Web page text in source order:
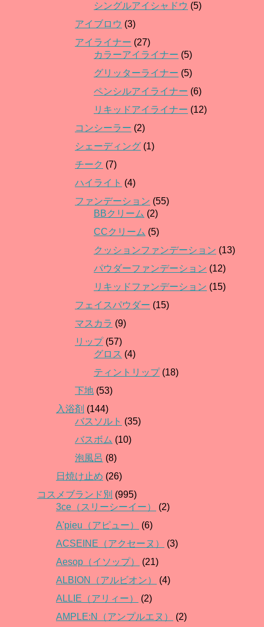
シングルアイシャドウ (5)
アイブロウ (3)
アイライナー (27)
カラーアイライナー (5)
グリッターライナー (5)
ペンシルアイライナー (6)
リキッドアイライナー (12)
コンシーラー (2)
シェーディング (1)
チーク (7)
ハイライト (4)
ファンデーション (55)
BBクリーム (2)
CCクリーム (5)
クッションファンデーション (13)
パウダーファンデーション (12)
リキッドファンデーション (15)
フェイスパウダー (15)
マスカラ (9)
リップ(57)
グロス (4)
ティントリップ(18)
下地 (53)
入浴剤 (144)
バスソルト (35)
バスボム (10)
泡風呂 (8)
日焼け止め (26)
コスメブランド別 (995)
3ce（スリーシーイー）
(2)
A'pieu（アピュー）
(6)
ACSEINE（アクセーヌ）
(3)
Aesop（イソップ）
(21)
ALBION（アルビオン）
(4)
ALLIE（アリィー）
(2)
AMPLE:N（アンプルエヌ）
(2)